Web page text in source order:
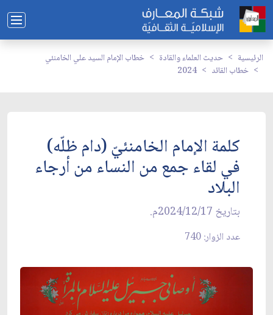
الرئيسية حديث العلماء والقادة
خطاب الإمام السيد علي الخامنئي
خطاب القائد
2024
كلمة الإمام الخامنئيّ (دام ظلّه)
في لقاء جمع من النساء من أرجاء
البلاد
بتاريخ 2024/12/17م.
عدد الزوار: 740